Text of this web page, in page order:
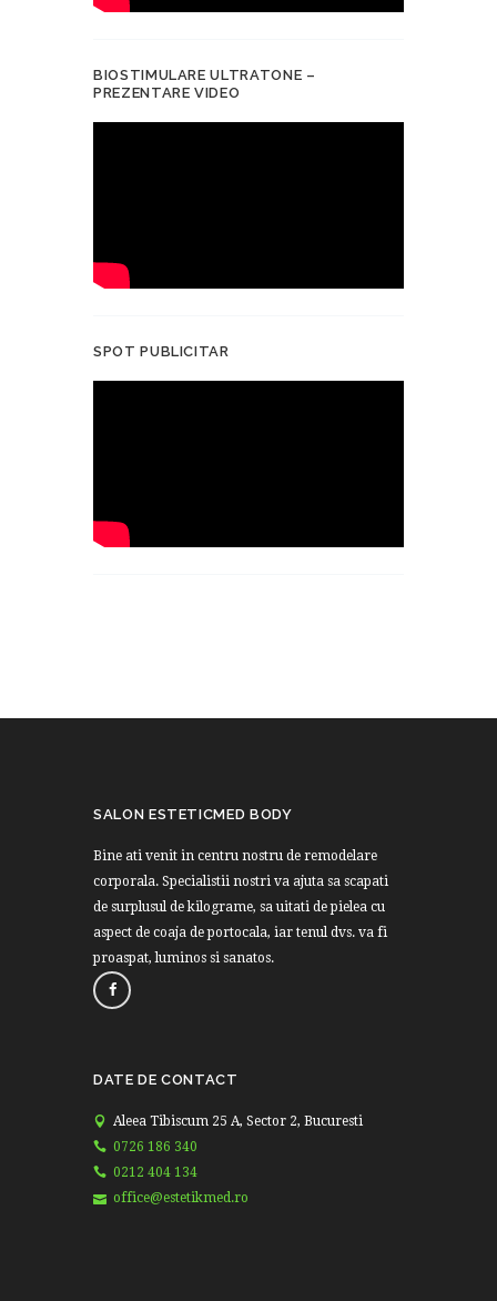
BIOSTIMULARE ULTRATONE –
PREZENTARE VIDEO
SPOT PUBLICITAR
SALON ESTETICMED BODY
Bine ati venit in centru nostru de remodelare
corporala. Specialistii nostri va ajuta sa scapati
de surplusul de kilograme, sa uitati de pielea cu
aspect de coaja de portocala, iar tenul dvs. va fi
proaspat, luminos si sanatos.
DATE DE CONTACT
Aleea Tibiscum 25 A, Sector 2, Bucuresti
0726 186 340
0212 404 134
office@estetikmed.ro